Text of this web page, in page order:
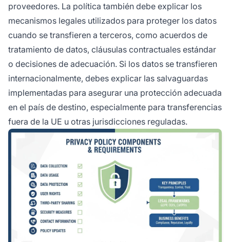
proveedores. La política también debe explicar los
mecanismos legales utilizados para proteger los datos
cuando se transfieren a terceros, como acuerdos de
tratamiento de datos, cláusulas contractuales estándar
o decisiones de adecuación. Si los datos se transfieren
internacionalmente, debes explicar las salvaguardas
implementadas para asegurar una protección adecuada
en el país de destino, especialmente para transferencias
fuera de la UE u otras jurisdicciones reguladas.